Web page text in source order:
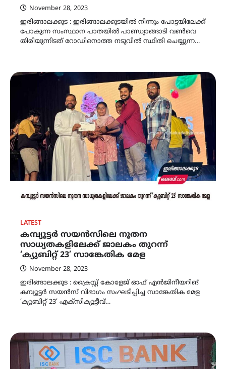
November 28, 2023
ഇരിങ്ങാലക്കുട : ഇരിങ്ങാലക്കുടയിൽ നിന്നും പോട്ടയിലേക്ക്
പോകുന്ന സംസ്ഥാന പാതയിൽ പാണ്ഡ്യാങ്ങാടി വൺവെ
തിരിയുന്നിടത് റോഡിനൊത്ത നടുവിൽ സ്ഥിതി ചെയ്യുന്ന…
LATEST
കമ്പ്യൂട്ടർ സയൻസിലെ നൂതന
സാധ്യതകളിലേക്ക് ജാലകം തുറന്ന്
‘ക്യുബിറ്റ് 23’ സാങ്കേതിക മേള
November 28, 2023
ഇരിങ്ങാലക്കുട : ക്രൈസ്റ്റ് കോളേജ് ഓഫ് എൻജിനീയറിങ്
കമ്പ്യൂട്ടർ സയൻസ് വിഭാഗം സംഘടിപ്പിച്ച സാങ്കേതിക മേള
‘ക്യുബിറ്റ് 23’ എക്സിക്യൂട്ടീവ്…